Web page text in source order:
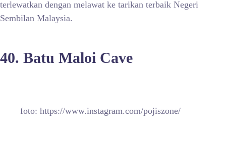
terlewatkan dengan melawat ke tarikan terbaik Negeri
Sembilan Malaysia.
40. Batu Maloi Cave
foto: https://www.instagram.com/pojiszone/